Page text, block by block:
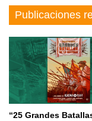
Publicaciones
“25 Grandes